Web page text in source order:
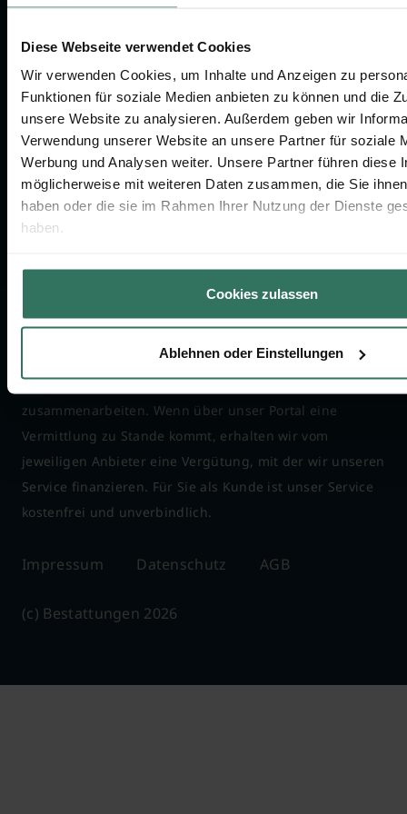
Diese Webseite verwendet Cookies
Wir verwenden Cookies, um Inhalte und Anzeigen zu
Funktionen für soziale Medien anbieten zu können und die
unsere Website zu analysieren. Außerdem geben wir
Verwendung unserer Website an unsere Partner für soziale
Werbung und Analysen weiter. Unsere Partner führen diese
möglicherweise mit weiteren Daten zusammen, die Sie
haben oder die sie im Rahmen Ihrer Nutzung der Dienste
haben.
Cookies zulassen
Ablehnen oder Einstellungen
030-75437515
info@bestattungen.de
Transparenzhinweis:An unserem Angebotsvergleich
nehmen zahlreiche, ausgewählte
Bestattungsunternehmen teil, mit denen wir
zusammenarbeiten. Wenn über unser Portal eine
Vermittlung zu Stande kommt, erhalten wir vom
jeweiligen Anbieter eine Vergütung, mit der wir unseren
Service finanzieren. Für Sie als Kunde ist unser Service
kostenfrei und unverbindlich.
Impressum Datenschutz AGB
(c) Bestattungen 2026